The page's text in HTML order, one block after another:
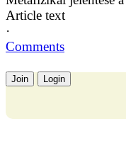
Article text
·
Comments
Join Login